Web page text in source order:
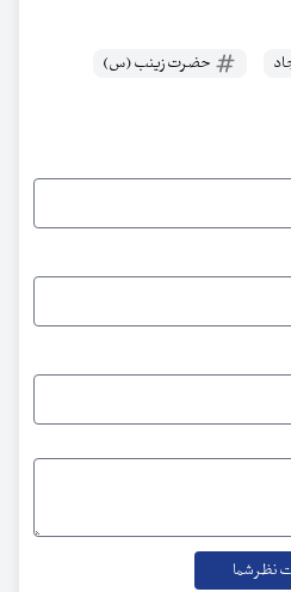
حضرت زینب (س)